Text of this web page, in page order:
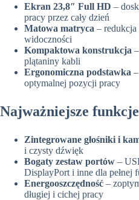
Ekran 23,8″ Full HD –
pracy przez cały dzień
Matowa matryca – redukcja
widoczności
Kompaktowa konstrukcja
plątaniny kabli
Ergonomiczna podstawka
optymalnej pozycji pracy
Najważniejsze
Zintegrowane głośniki i
i czysty dźwięk
Bogaty zestaw portów –
DisplayPort i inne dla pełnej
Energooszczędność –
długiej i cichej pracy